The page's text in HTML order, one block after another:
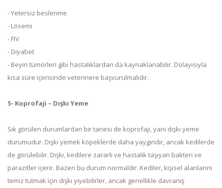
- Yetersiz beslenme
- Lösemi
- FIV
- Diyabet
- Beyin tümörleri gibi hastalıklardan da kaynaklanabilir. Dolayısıyla
kısa süre içerisinde veterinere başvurulmalıdır.
5- Koprofaji – Dışkı Yeme
Sık görülen durumlardan bir tanesi de koprofaji, yani dışkı yeme
durumudur. Dışkı yemek köpeklerde daha yaygındır, ancak kedilerde
de görülebilir. Dışkı, kedilere zararlı ve hastalık taşıyan bakteri ve
parazitler içerir. Bazen bu durum normaldir. Kediler, kişisel alanlarını
temiz tutmak için dışkı yiyebilirler, ancak genellikle davranış